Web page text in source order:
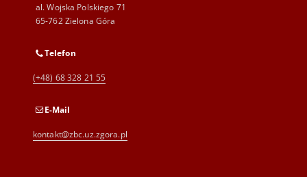
al. Wojska Polskiego 71
65-762 Zielona Góra
Telefon
(+48) 68 328 21 55
E-Mail
kontakt@zbc.uz.zgora.pl